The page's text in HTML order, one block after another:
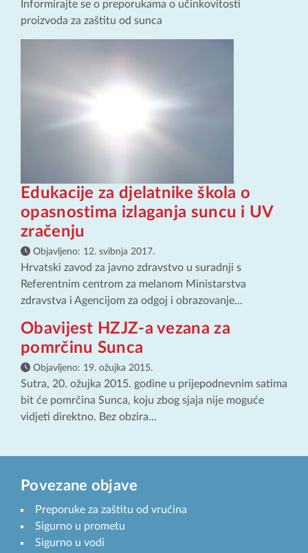
Informirajte se o preporukama o učinkovitosti
proizvoda za zaštitu od sunca
Edukacije za djelatnike škola o
opasnostima izlaganja suncu i UV
zračenju
Objavljeno: 12. svibnja 2017.
Hrvatski zavod za javno zdravstvo u suradnji s
Referentnim centrom za melanom Ministarstva
zdravstva i Agencijom za odgoj i obrazovanje...
Obavijest HZJZ-a vezana za
pomrčinu Sunca
Objavljeno: 19. ožujka 2015.
Sutra, 20. ožujka 2015. godine u prijepodnevnim satima
bit će pomrčina Sunca, koju zbog sjaja nije moguće
vidjeti direktno. Bez obzira...
Povezane objave
Preporuke za zaštitu od vrućina
Sigurno u prometu
Sigurno u vodi